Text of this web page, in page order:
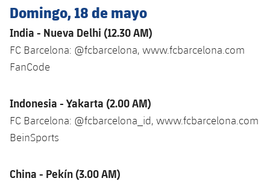
Domingo, 18 de mayo
India - Nueva Delhi (12.30 AM)
FC Barcelona: @fcbarcelona, www.fcbarcelona.com
FanCode
Indonesia - Yakarta (2.00 AM)
FC Barcelona: @fcbarcelona_id, www.fcbarcelona.com
BeinSports
China - Pekín (3.00 AM)